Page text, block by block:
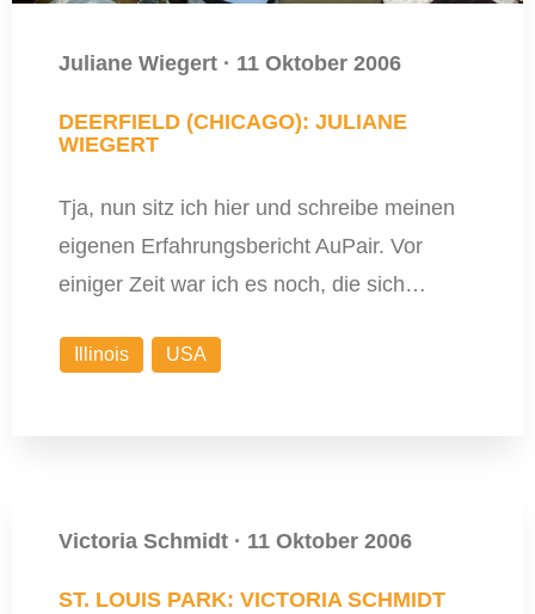
Juliane Wiegert · 11 Oktober 2006
DEERFIELD (CHICAGO): JULIANE
WIEGERT
Tja, nun sitz ich hier und schreibe meinen
eigenen Erfahrungsbericht AuPair. Vor
einiger Zeit war ich es noch, die sich…
Illinois USA
Victoria Schmidt · 11 Oktober 2006
ST. LOUIS PARK: VICTORIA SCHMIDT